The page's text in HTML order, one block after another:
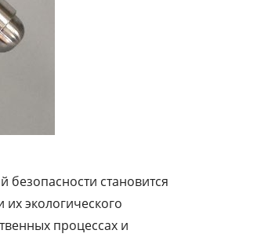
становится
экологического
процессах и